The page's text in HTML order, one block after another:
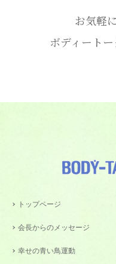
お気軽
ボディート
トップページ
会長からのメッセージ
幸せの青い鳥運動